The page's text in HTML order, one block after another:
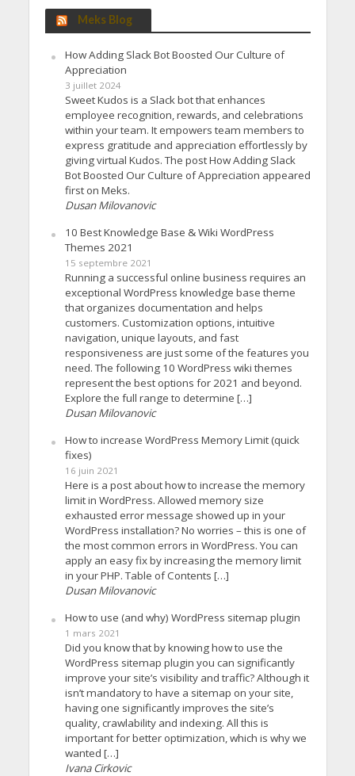
Meks Blog
How Adding Slack Bot Boosted Our Culture of
Appreciation
3 juillet 2024
Sweet Kudos is a Slack bot that enhances
employee recognition, rewards, and celebrations
within your team. It empowers team members to
express gratitude and appreciation effortlessly by
giving virtual Kudos. The post How Adding Slack
Bot Boosted Our Culture of Appreciation appeared
first on Meks.
Dusan Milovanovic
10 Best Knowledge Base & Wiki WordPress
Themes 2021
15 septembre 2021
Running a successful online business requires an
exceptional WordPress knowledge base theme
that organizes documentation and helps
customers. Customization options, intuitive
navigation, unique layouts, and fast
responsiveness are just some of the features you
need. The following 10 WordPress wiki themes
represent the best options for 2021 and beyond.
Explore the full range to determine […]
Dusan Milovanovic
How to increase WordPress Memory Limit (quick
fixes)
16 juin 2021
Here is a post about how to increase the memory
limit in WordPress. Allowed memory size
exhausted error message showed up in your
WordPress installation? No worries – this is one of
the most common errors in WordPress. You can
apply an easy fix by increasing the memory limit
in your PHP. Table of Contents […]
Dusan Milovanovic
How to use (and why) WordPress sitemap plugin
1 mars 2021
Did you know that by knowing how to use the
WordPress sitemap plugin you can significantly
improve your site’s visibility and traffic? Although it
isn’t mandatory to have a sitemap on your site,
having one significantly improves the site’s
quality, crawlability and indexing. All this is
important for better optimization, which is why we
wanted […]
Ivana Cirkovic